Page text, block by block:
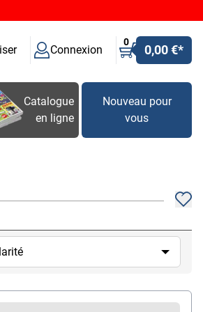
Connexion
0
0,00 €*
Catalogue
en ligne
Nouveau pour
vous